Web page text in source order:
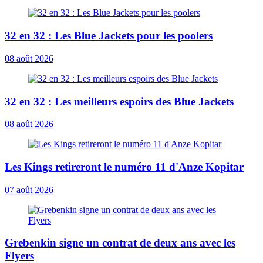
32 en 32 : Les Blue Jackets pour les poolers
08 août 2026
32 en 32 : Les meilleurs espoirs des Blue Jackets
08 août 2026
Les Kings retireront le numéro 11 d'Anze Kopitar
07 août 2026
Grebenkin signe un contrat de deux ans avec les
Flyers